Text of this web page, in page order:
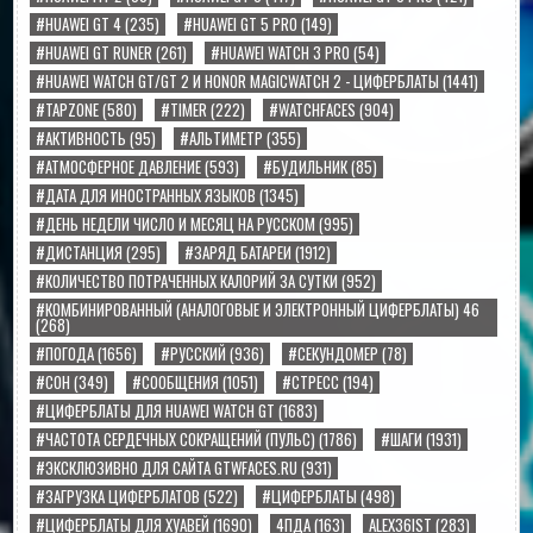
#HUAWEI GT 4(235) #HUAWEI GT 5 PRO (149)
#HUAWEI GT RUNER (261) #HUAWEI WATCH 3 PRO (54)
#HUAWEI WATCH GT/GT 2 И HONOR MAGICWATCH 2 - ЦИФЕРБЛАТЫ (1441)
#TAPZONE(580) #TIMER (222) #WATCHFACES (904)
#АКТИВНОСТЬ (95) #АЛЬТИМЕТР (355)
#АТМОСФЕРНОЕ ДАВЛЕНИЕ(593) #БУДИЛЬНИК(85)
#ДАТА ДЛЯ ИНОСТРАННЫХ ЯЗЫКОВ (1345)
#ДЕНЬ НЕДЕЛИ ЧИСЛО И МЕСЯЦ НА РУССКОМ (995)
#ДИСТАНЦИЯ (295) #ЗАРЯД БАТАРЕИ (1912)
#КОЛИЧЕСТВО ПОТРАЧЕННЫХ КАЛОРИЙ ЗА СУТКИ (952)
#КОМБИНИРОВАННЫЙ (АНАЛОГОВЫЕ И ЭЛЕКТРОННЫЙ ЦИФЕРБЛАТЫ) 46
(268)
#ПОГОДА(1656) #РУССКИЙ (936) #СЕКУНДОМЕР (78)
#СОН (349) #СООБЩЕНИЯ (1051) #СТРЕСС (194)
#ЦИФЕРБЛАТЫ ДЛЯ HUAWEI WATCH GT (1683)
#ЧАСТОТА СЕРДЕЧНЫХ СОКРАЩЕНИЙ (ПУЛЬС) (1786) #ШАГИ (1931)
#ЭКСКЛЮЗИВНО ДЛЯ САЙТА GTWFACES.RU (931)
#ЗАГРУЗКА ЦИФЕРБЛАТОВ (522) #ЦИФЕРБЛАТЫ (498)
#ЦИФЕРБЛАТЫ ДЛЯ ХУАВЕЙ (1690) 4ПДА(163) ALEX36IST (283)